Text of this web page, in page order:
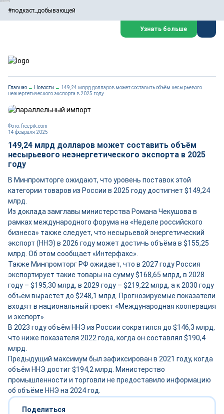
#подкаст_добывающей
Узнать больше
Главная → Новости → 149,24 млрд долларов может составить объём несырьевого
неэнергетического экспорта в 2025 году
14 февраля 2025
Фото: freepik.com
149,24 млрд долларов может составить объём
несырьевого неэнергетического экспорта в 2025
году
В Минпромторге ожидают, что уровень поставок этой
категории товаров из России в 2025 году достигнет $149,24
млрд.
Из доклада замглавы министерства Романа Чекушова в
рамках международного форума на «Неделе российского
бизнеса» также следует, что несырьевой энергетический
экспорт (ННЭ) в 2026 году может достичь объёма в $155,25
млрд. Об этом сообщает «Интерфакс».
Также Минпромторг РФ ожидает, что в 2027 году Россия
экспортирует такие товары на сумму $168,65 млрд, в 2028
году – $195,30 млрд, в 2029 году – $219,22 млрд, а к 2030 году
объём вырастет до $248,1 млрд. Прогнозируемые показатели
входят в национальный проект «Международная кооперация
и экспорт».
В 2023 году объём ННЭ из России сократился до $146,3 млрд,
что ниже показателя 2022 года, когда он составлял $190,4
млрд.
Предыдущий максимум был зафиксирован в 2021 году, когда
объём ННЭ достиг $194,2 млрд. Министерство
промышленности и торговли не предоставило информацию
об объёме ННЭ на 2024 год.
Поделиться